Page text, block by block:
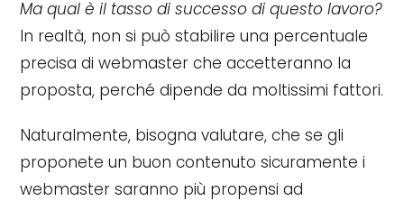
Ma qual è il tasso di successo di questo lavoro?
In realtà, non si può stabilire una percentuale
precisa di webmaster che accetteranno la
proposta, perché dipende da moltissimi fattori.
Naturalmente, bisogna valutare, che se gli
proponete un buon contenuto sicuramente i
webmaster saranno più propensi ad